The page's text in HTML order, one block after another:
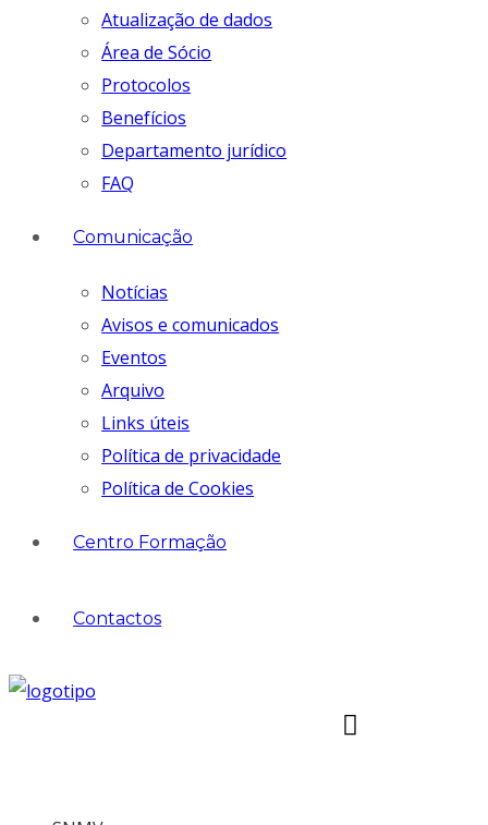
Atualização de dados
Área de Sócio
Protocolos
Benefícios
Departamento jurídico
FAQ
Comunicação
Notícias
Avisos e comunicados
Eventos
Arquivo
Links úteis
Política de privacidade
Política de Cookies
Centro Formação
Contactos